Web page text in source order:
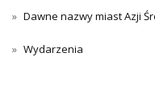
Dawne nazwy miast Azji
Wydarzenia